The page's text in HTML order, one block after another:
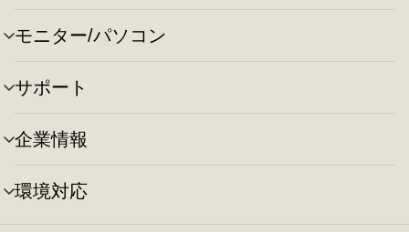
替
え
の
切
り
替
え
ニ
ュ
ー
の
切
り
替
え
モニター/パソコン
メ
ニ
ュ
ー
の
切
り
替
え
サポート
メ
ニ
ュ
ー
の
切
り
替
企業情報
メ
ニ
ュ
ー
の
環境対応
メ